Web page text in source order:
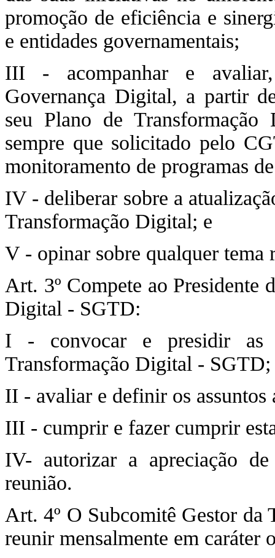
promoção de eficiência e
e entidades governamentais;
III - acompanhar e avaliar,
Governança Digital, a partir
seu Plano de
sempre que solicitado pelo
monitoramento de programas
IV - deliberar sobre a
Transformação Digital; e
V - opinar sobre qualquer tema
Art. 3º Compete ao Presidente
Digital - SGTD:
I - convocar e presidir as
Transformação Digital - SGTD;
II - avaliar e definir os assuntos
III - cumprir e fazer cumprir
IV- autorizar a apreciação
reunião.
Art. 4º O Subcomitê Gestor
reunir mensalmente em caráter